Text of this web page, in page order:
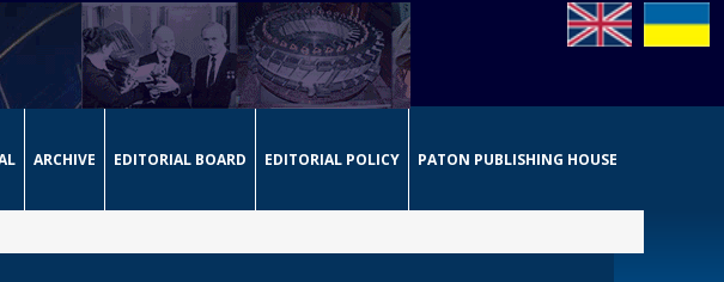
ARCHIVE EDITORIAL BOARD EDITORIAL POLICY PATON PUBLISHING HOUSE